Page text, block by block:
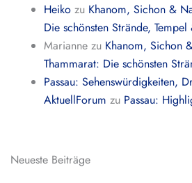
Heiko zu Khanom, Sichon &
Die schönsten Strände, Tempel
Marianne zu Khanom, Sichon
Thammarat: Die schönsten
Passau: Sehenswürdigkeiten,
AktuellForum zu Passau:
Neueste Beiträge